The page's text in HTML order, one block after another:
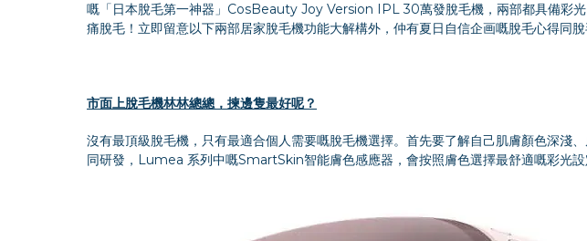
嘅「日本脫毛第一神器」CosBeauty Joy Version IPL 30萬發脫毛機，兩部都具備彩
痛脫毛！立即留意以下兩部居家脫毛機功能大解構外，仲有夏日自信企画嘅脫毛心得同
市面上脫毛機林林總總，揀邊隻最好呢？
沒有最頂級脫毛機，只有最適合個人需要嘅脫毛機選擇。首先要了解自己肌膚顏色深
同研發，Lumea 系列中嘅SmartSkin智能膚色感應器，會按照膚色選擇最舒適嘅彩光設